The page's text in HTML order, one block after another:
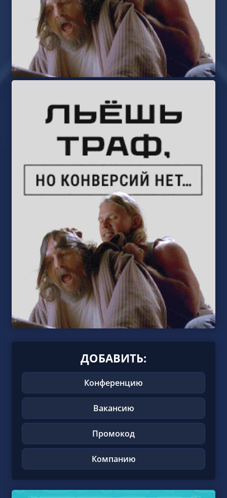
ДОБАВИТЬ:
Конференцию
Вакансию
Промокод
Компанию